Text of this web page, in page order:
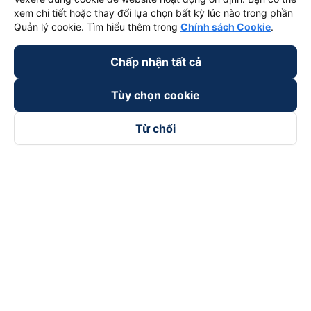
xem chi tiết hoặc thay đổi lựa chọn bất kỳ lúc nào trong phần
Quản lý cookie. Tìm hiểu thêm trong Chính sách Cookie.
Chấp nhận tất cả
Tùy chọn cookie
Từ chối